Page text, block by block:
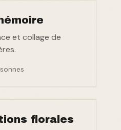
et collage de
florales